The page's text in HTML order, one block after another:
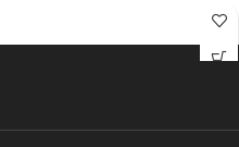
*האחיזה מגיעה עם טבעת חיבור *שימו
רצועות לחצו